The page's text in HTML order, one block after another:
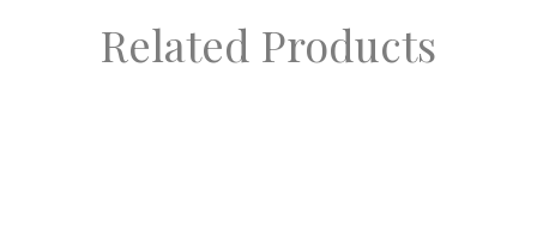
Related Products